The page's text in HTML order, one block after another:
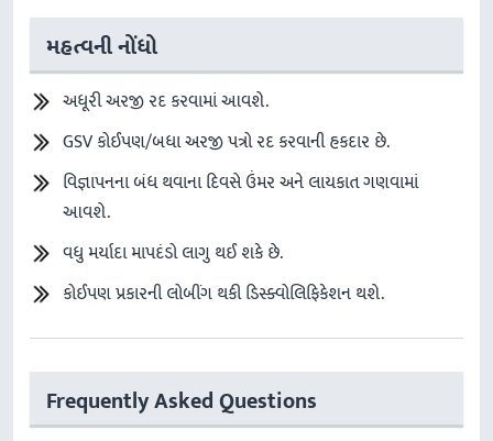
મહત્વની નોંધો
અધૂરી અરજી રદ કરવામાં આવશે.
GSV કોઈપણ/બધા અરજી પત્રો રદ કરવાની હકદાર છે.
વિજ્ઞાપનના બંધ થવાના દિવસે ઉંમર અને લાયકાત ગણવામાં
આવશે.
વધુ મર્યાદા માપદંડો લાગુ થઈ શકે છે.
કોઈપણ પ્રકારની લોબીંગ થકી ડિસ્ક્વોલિફિકેશન થશે.
Frequently Asked Questions